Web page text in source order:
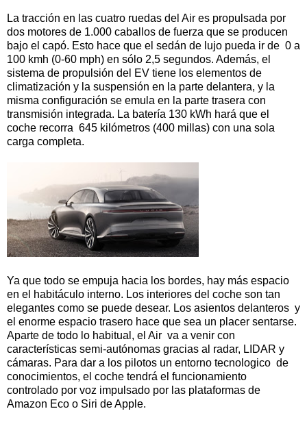
La tracción en las cuatro ruedas del Air es propulsada por
dos motores de 1.000 caballos de fuerza que se producen
bajo el capó. Esto hace que el sedán de lujo pueda ir de 0 a
100 kmh (0-60 mph) en sólo 2,5 segundos. Además, el
sistema de propulsión del EV tiene los elementos de
climatización y la suspensión en la parte delantera, y la
misma configuración se emula en la parte trasera con
transmisión integrada. La batería 130 kWh hará que el
coche recorra 645 kilómetros (400 millas) con una sola
carga completa.
Ya que todo se empuja hacia los bordes, hay más espacio
en el habitáculo interno. Los interiores del coche son tan
elegantes como se puede desear. Los asientos delanteros y
el enorme espacio trasero hace que sea un placer sentarse.
Aparte de todo lo habitual, el Air va a venir con
características semi-autónomas gracias al radar, LIDAR y
cámaras. Para dar a los pilotos un entorno tecnologico de
conocimientos, el coche tendrá el funcionamiento
controlado por voz impulsado por las plataformas de
Amazon Eco o Siri de Apple.